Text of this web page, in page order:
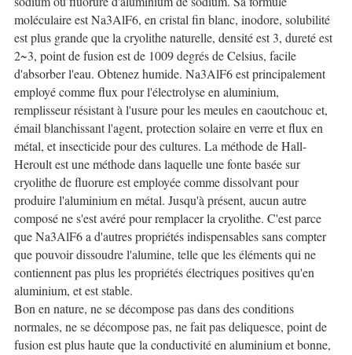
moléculaire est Na3AlF6, en cristal fin blanc, inodore, solubilité
est plus grande que la cryolithe naturelle, densité est 3, dureté est
2~3, point de fusion est de 1009 degrés de Celsius, facile
d'absorber l'eau. Obtenez humide. Na3AlF6 est principalement
employé comme flux pour l'électrolyse en aluminium,
remplisseur résistant à l'usure pour les meules en caoutchouc et,
émail blanchissant l'agent, protection solaire en verre et flux en
métal, et insecticide pour des cultures. La méthode de Hall-
Heroult est une méthode dans laquelle une fonte basée sur
cryolithe de fluorure est employée comme dissolvant pour
produire l'aluminium en métal. Jusqu'à présent, aucun autre
composé ne s'est avéré pour remplacer la cryolithe. C'est parce
que Na3AlF6 a d'autres propriétés indispensables sans compter
que pouvoir dissoudre l'alumine, telle que les éléments qui ne
contiennent pas plus les propriétés électriques positives qu'en
aluminium, et est stable.
Bon en nature, ne se décompose pas dans des conditions
normales, ne se décompose pas, ne fait pas deliquesce, point de
fusion est plus haute que la conductivité en aluminium et bonne,